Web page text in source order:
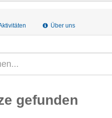
Über uns
gefunden